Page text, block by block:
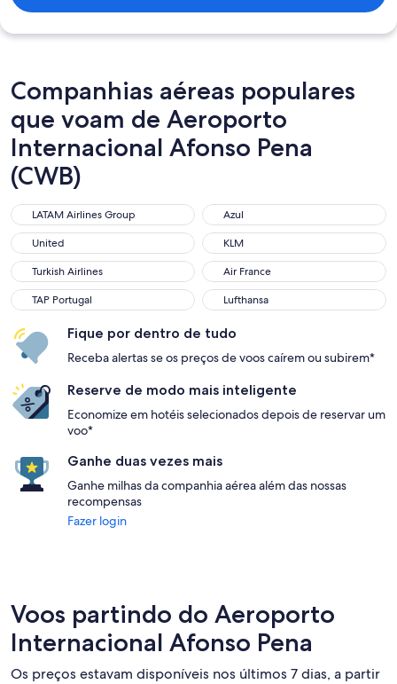
Companhias aéreas populares
que voam de Aeroporto
Internacional Afonso Pena
(CWB)
LATAM Airlines Group
Azul
United
KLM
Turkish Airlines
Air France
TAP Portugal
Lufthansa
Fique por dentro de tudo
Receba alertas se os preços de voos caírem ou subirem*
Reserve de modo mais inteligente
Economize em hotéis selecionados depois de reservar um
voo*
Ganhe duas vezes mais
Ganhe milhas da companhia aérea além das nossas
recompensas
Fazer login
Voos partindo do Aeroporto
Internacional Afonso Pena
Os preços estavam disponíveis nos últimos 7 dias, a partir